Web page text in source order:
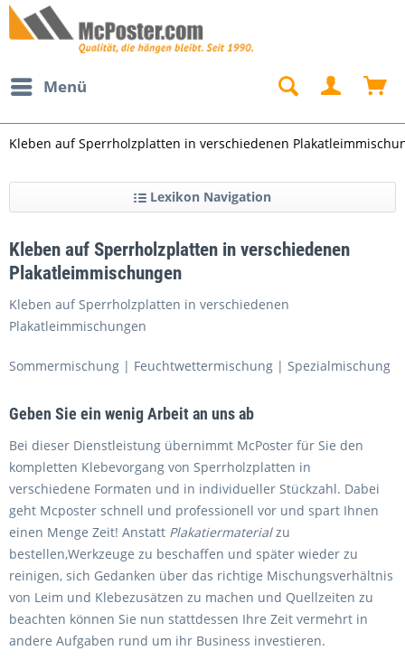
Menü
Kleben auf Sperrholzplatten in verschiedenen
Lexikon Navigation
Kleben auf Sperrholzplatten in verschiedenen
Plakatleimmischungen
Kleben auf Sperrholzplatten in verschiedenen
Plakatleimmischungen
Sommermischung | Feuchtwettermischung | Spezialmischung
Geben Sie ein wenig Arbeit an uns ab
Bei dieser Dienstleistung übernimmt McPoster für Sie den
kompletten Klebevorgang von Sperrholzplatten in
verschiedene Formaten und in individueller Stückzahl. Dabei
geht Mcposter schnell und professionell vor und spart Ihnen
einen Menge Zeit! Anstatt Plakatiermaterialzu
bestellen,Werkzeuge zu beschaffen und später wieder zu
reinigen, sich Gedanken über das richtige Mischungsverhältnis
von Leim und Klebezusätzen zu machen und Quellzeiten zu
beachten können Sie nun stattdessen Ihre Zeit vermehrt in
andere Aufgaben rund um ihr Business investieren.